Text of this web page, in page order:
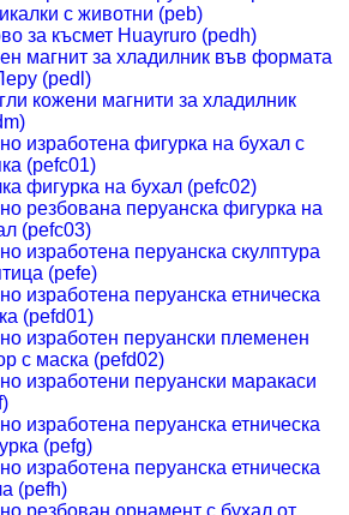
с животни (peb)
за късмет Huayruro (pedh)
магнит за хладилник във формата
(pedl)
кожени магнити за хладилник
изработена фигурка на бухал с
(pefc01)
фигурка на бухал (pefc02)
резбована перуанска фигурка на
(pefc03)
изработена перуанска скулптура
(pefe)
изработена перуанска етническа
(pefd01)
изработен перуански племенен
с маска (pefd02)
изработени перуански маракаси
изработена перуанска етническа
(pefg)
изработена перуанска етническа
(pefh)
резбован орнамент с бухал от